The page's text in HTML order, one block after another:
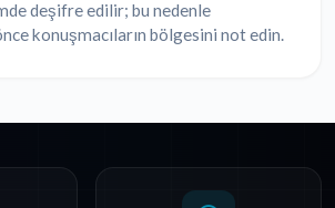
deşifre edilir; bu nedenle
konuşmacıların bölgesini not edin.